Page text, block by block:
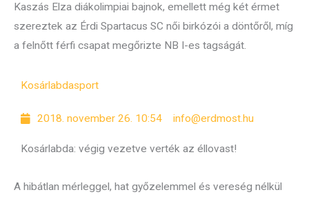
Kaszás Elza diákolimpiai bajnok, emellett még két érmet
szereztek az Érdi Spartacus SC női birkózói a döntőről, míg
a felnőtt férfi csapat megőrizte NB I-es tagságát.
Kosárlabdasport
2018. november 26. 10:54 info@erdmost.hu
Kosárlabda: végig vezetve verték az éllovast!
A hibátlan mérleggel, hat győzelemmel és vereség nélkül